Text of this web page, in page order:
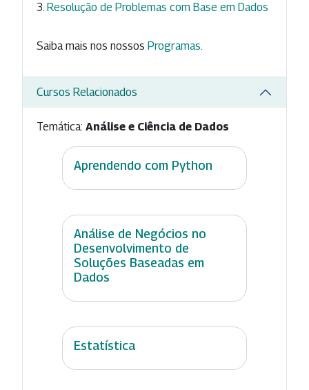
Resolução de Problemas com Base em Dados
Saiba mais nos nossos Programas
Cursos Relacionados
Temática: Análise e Ciência de Dados
Aprendendo com Python
Análise de Negócios no
Desenvolvimento de
Soluções Baseadas em
Dados
Estatística